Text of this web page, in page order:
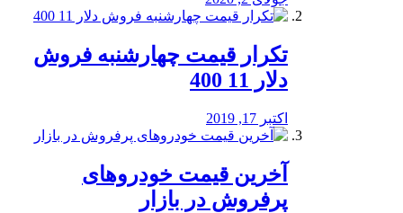
تکرار قیمت چهارشنبه فروش
دلار 11 400
اکتبر 17, 2019
آخرین قیمت خودرو‌های
پرفروش در بازار